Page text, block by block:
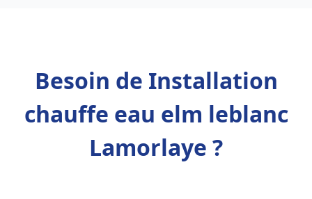
Besoin de Installation
chauffe eau elm leblanc
Lamorlaye ?